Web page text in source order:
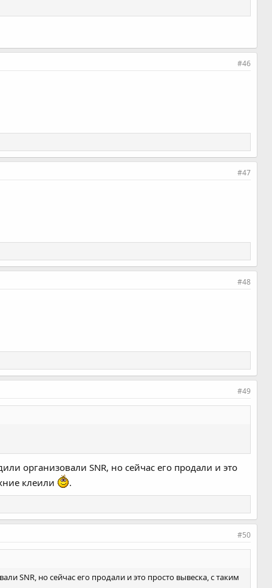
#46
#47
#48
#49
организовали SNR, но сейчас его продали и это
клеили
.
#50
SNR, но сейчас его продали и это просто вывеска, с таким